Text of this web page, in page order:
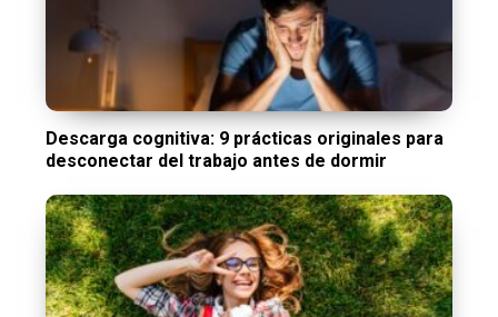
Descarga cognitiva: 9 prácticas originales para
desconectar del trabajo antes de dormir